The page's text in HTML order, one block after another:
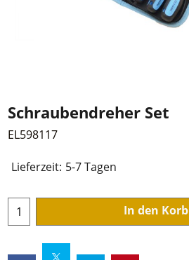
Schraubendreher Set
EL598117
Lieferzeit: 5-7 Tagen
In den Korb